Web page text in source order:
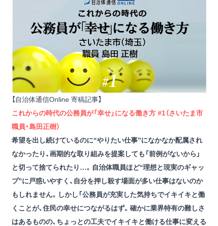
【自治体通信Online 寄稿記事】
これからの時代の公務員が「幸せ」になる働き方 #1（さいたま市
職員・島田正樹）
希望を出し続けているのに“やりたい仕事”になかなか配属され
なかったり、画期的な取り組みを提案しても「前例がないから」
と切って捨てられたり…。自治体職員ほど“理想と現実のギャッ
プ”に戸惑いやすく、自分を押し殺す場面が多い仕事はないのか
もしれません。しかし「公務員が充実した気持ちでイキイキと働
くことが、住民の幸せにつながるはず。確かに業界特有の難しさ
はあるものの、ちょっとの工夫でイキイキと働ける仕事に変える